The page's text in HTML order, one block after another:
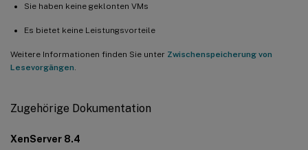
Sie haben keine geklonten VMs
Es bietet keine Leistungsvorteile
Weitere Informationen finden Sie unter Zwischenspeicherung von
Lesevorgängen
Zugehörige Dokumentation
XenServer 8.4